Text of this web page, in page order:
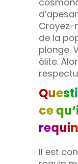
Croyez-
de la
plonge.
élite.
Questi
cequ‘
requin
Il est